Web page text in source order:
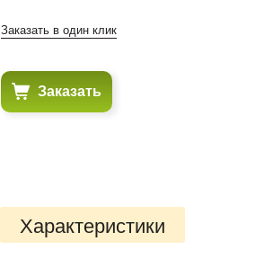
Заказать в один клик
Заказать
Характеристики